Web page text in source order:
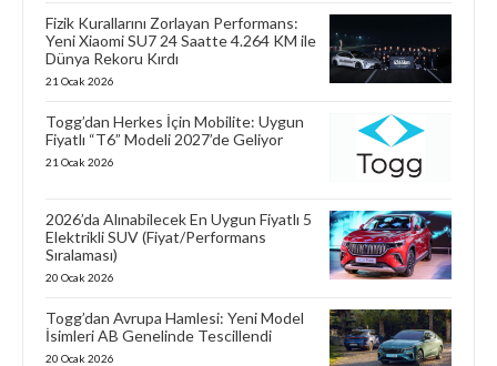
Fizik Kurallarını Zorlayan Performans:
Yeni Xiaomi SU7 24 Saatte 4.264 KM ile
Dünya Rekoru Kırdı
21 Ocak 2026
Togg’dan Herkes İçin Mobilite: Uygun
Fiyatlı “T6” Modeli 2027’de Geliyor
21 Ocak 2026
2026’da Alınabilecek En Uygun Fiyatlı 5
Elektrikli SUV (Fiyat/Performans
Sıralaması)
20 Ocak 2026
Togg’dan Avrupa Hamlesi: Yeni Model
İsimleri AB Genelinde Tescillendi
20 Ocak 2026